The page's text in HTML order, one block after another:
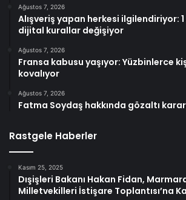
Ağustos 7, 2026
Alışveriş yapan herkesi ilgilendiriyor:
dijital kurallar değişiyor
Ağustos 7, 2026
Fransa kabusu yaşıyor: Yüzbinlerce
kovalıyor
Ağustos 7, 2026
Fatma Soydaş hakkında gözaltı
Rastgele Haberler
Kasım 25, 2025
Dışişleri Bakanı Hakan Fidan,
Milletvekilleri İstişare Toplantısı’na